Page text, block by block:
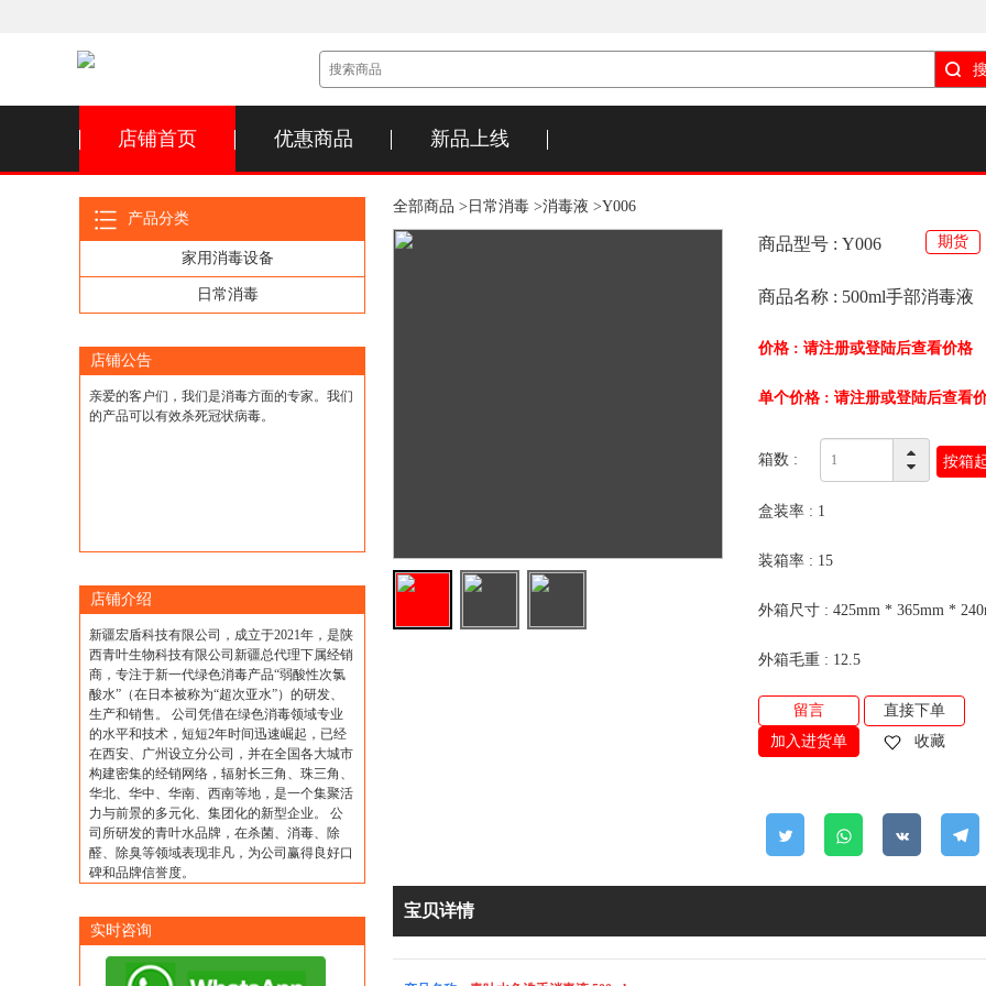
店铺首页 优惠商品 新品上线
产品分类
家用消毒设备
日常消毒
店铺公告
亲爱的客户们，我们是消毒方面的专家。我们
的产品可以有效杀死冠状病毒。
店铺介绍
新疆宏盾科技有限公司，成立于2021年，是陕
西青叶生物科技有限公司新疆总代理下属经销
商，专注于新一代绿色消毒产品“弱酸性次氯
酸水”（在日本被称为“超次亚水”）的研发、
生产和销售。 公司凭借在绿色消毒领域专业
的水平和技术，短短2年时间迅速崛起，已经
在西安、广州设立分公司，并在全国各大城市
构建密集的经销网络，辐射长三角、珠三角、
华北、华中、华南、西南等地，是一个集聚活
力与前景的多元化、集团化的新型企业。 公
司所研发的青叶水品牌，在杀菌、消毒、除
醛、除臭等领域表现非凡，为公司赢得良好口
碑和品牌信誉度。
实时咨询
全部商品 > 日常消毒 >消毒液 >Y006
商品型号 : Y006 期货
商品名称 : 500ml手部消毒液
价格 : 请注册或登陆后查看价格
单个价格 : 请注册或登陆后查看
箱数 : 按箱
盒装率 : 1
装箱率 : 15
外箱尺寸 : 425mm * 365mm *
外箱毛重 : 12.5
留言
直接下单
加入进货单
收藏
宝贝详情